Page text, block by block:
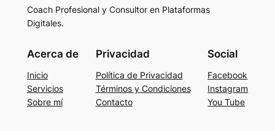
Coach Profesional y Consultor en Plataformas
Digitales.
Acerca de
Inicio
Servicios
Sobre mí
Privacidad
Política de Privacidad
Términos y Condiciones
Contacto
Social
Facebook
Instagram
You Tube